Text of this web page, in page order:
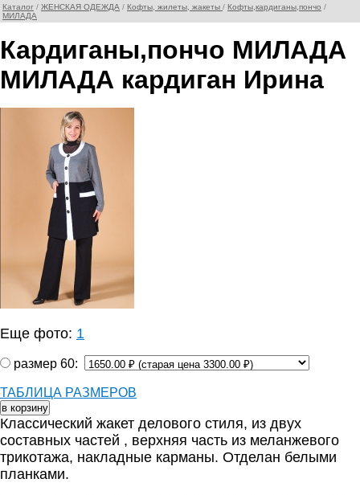
Каталог / ЖЕНСКАЯ ОДЕЖДА / Кофты, жилеты, жакеты / Кофты,кардиганы,пончо /
МИЛАДА
Кардиганы,пончо МИЛАДА
МИЛАДА кардиган Ирина
Еще фото: 1
размер 60:
ТАБЛИЦА РАЗМЕРОВ
Классический жакет делового стиля, из двух
составных частей , верхняя часть из меланжевого
трикотажа, накладные карманы. Отделан белыми
планками.